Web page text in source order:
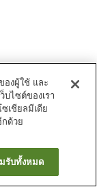
องผู้ใช้ และ
ไซต์ของเรา
เชียลมีเดีย
กด้วย
รับทั้งหมด